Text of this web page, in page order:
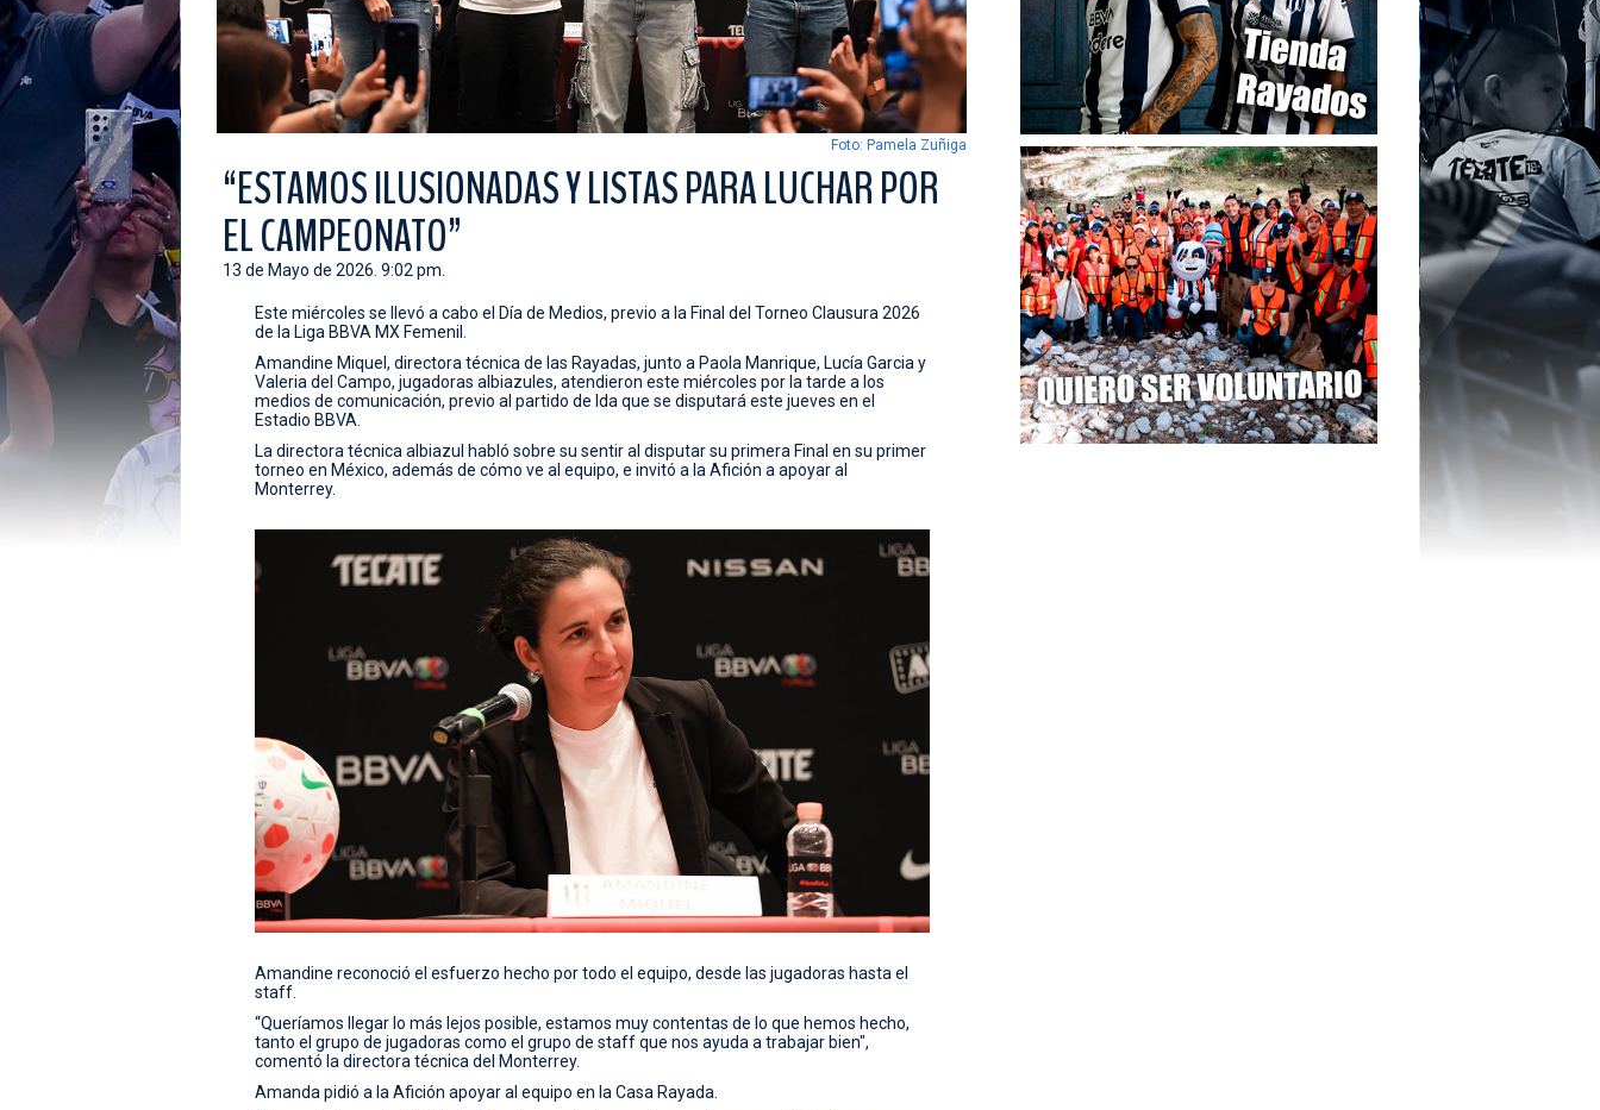
Foto: Pamela Zuñiga
“ESTAMOS ILUSIONADAS Y LISTAS PARA LUCHAR POR
EL CAMPEONATO”
13 de Mayo de 2026. 9:02 pm.
Este miércoles se llevó a cabo el Día de Medios, previo a la Final del Torneo Clausura 2026
de la Liga BBVA MX Femenil.
Amandine Miquel, directora técnica de las Rayadas, junto a Paola Manrique, Lucía Garcia y
Valeria del Campo, jugadoras albiazules, atendieron este miércoles por la tarde a los
medios de comunicación, previo al partido de Ida que se disputará este jueves en el
Estadio BBVA.
La directora técnica albiazul habló sobre su sentir al disputar su primera Final en su primer
torneo en México, además de cómo ve al equipo, e invitó a la Afición a apoyar al
Monterrey.
Amandine reconoció el esfuerzo hecho por todo el equipo, desde las jugadoras hasta el
staff.
“Queríamos llegar lo más lejos posible, estamos muy contentas de lo que hemos hecho,
tanto el grupo de jugadoras como el grupo de staff que nos ayuda a trabajar bien",
comentó la directora técnica del Monterrey.
Amanda pidió a la Afición apoyar al equipo en la Casa Rayada.